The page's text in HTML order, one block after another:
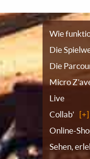
Wie
Die
Die
Micro
Live
Collab'
Online-
Sehen,